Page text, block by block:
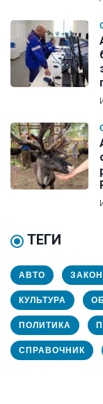
ТЕГИ
АВТО ЗАКОН
КУЛЬТУРА
ПОЛИТИКА
СПРАВОЧНИК